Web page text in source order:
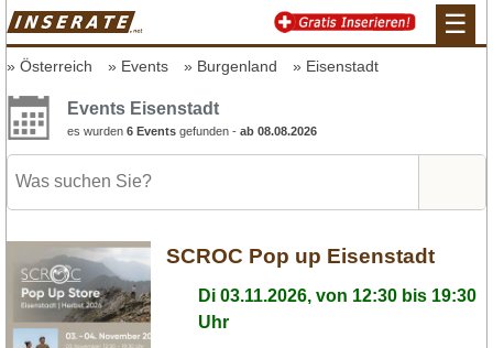
☰
Österreich Events Burgenland Eisenstadt
Events Eisenstadt
es wurden 6 Events gefunden - ab 08.08.2026
SCROC Pop up Eisenstadt
Di 03.11.2026, von 12:30 bis 19:30
Uhr